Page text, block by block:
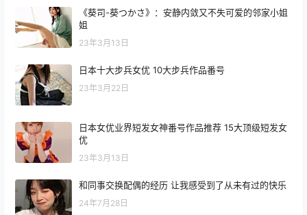
《葵司-葵つかさ》：安静内敛又不失可爱的邻家小姐
姐
23年3月13日
日本十大步兵女优 10大步兵作品番号
23年3月22日
日本女优业界短发女神番号作品推荐 15大顶级短发女
优
23年3月13日
和同事交换配偶的经历 让我感受到了从未有过的快乐
24年7月28日